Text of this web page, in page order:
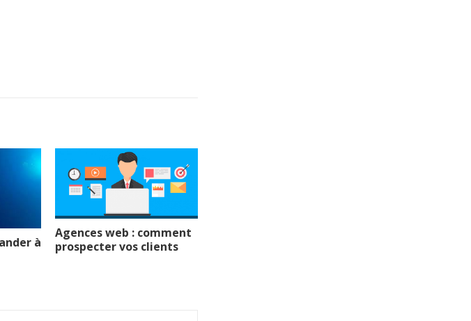
à
Agences web : comment
prospecter vos clients